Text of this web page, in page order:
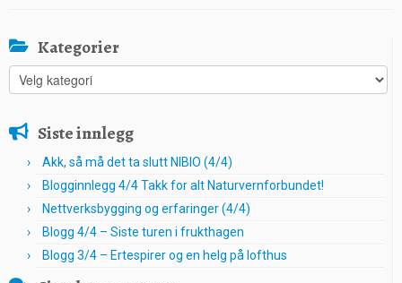
Kategorier
Kategorier
Siste innlegg
Akk, så må det ta slutt NIBIO (4/4)
Blogginnlegg 4/4 Takk for alt Naturvernforbundet!
Nettverksbygging og erfaringer (4/4)
Blogg 4/4 – Siste turen i frukthagen
Blogg 3/4 – Ertespirer og en helg på lofthus